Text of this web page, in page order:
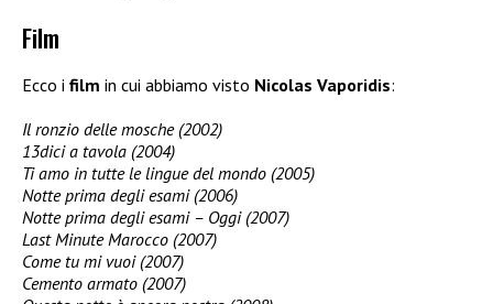
Film
Ecco i film in cui abbiamo visto Nicolas Vaporidis:
Il ronzio delle mosche (2002)
13dici a tavola (2004)
Ti amo in tutte le lingue del mondo (2005)
Notte prima degli esami (2006)
Notte prima degli esami – Oggi (2007)
Last Minute Marocco (2007)
Come tu mi vuoi (2007)
Cemento armato (2007)